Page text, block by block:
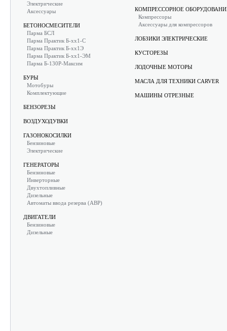
Электрические
Аксессуары
БЕТОНОСМЕСИТЕЛИ
Парма БСЛ
Парма Практик Б-хх1-С
Парма Практик Б-хх1Э
Парма Практик Б-хх1-ЭМ
Парма Б-130Р-Максим
БУРЫ
Мотобуры
Комплектующие
БЕНЗОРЕЗЫ
ВОЗДУХОДУВКИ
ГАЗОНОКОСИЛКИ
Бензиновые
Электрические
ГЕНЕРАТОРЫ
Бензиновые
Инверторные
Двухтопливные
Дизельные
Автоматы ввода резерва (АВР)
ДВИГАТЕЛИ
Бензиновые
Дизельные
КОМПРЕССОРНОЕ
Компрессоры
Аксессуары для компрессоров
ЛОБЗИКИ ЭЛЕКТРИЧЕСКИЕ
КУСТОРЕЗЫ
ЛОДОЧНЫЕ МОТОРЫ
МАСЛА ДЛЯ ТЕХНИКИ CARVER
МАШИНЫ ОТРЕЗНЫЕ